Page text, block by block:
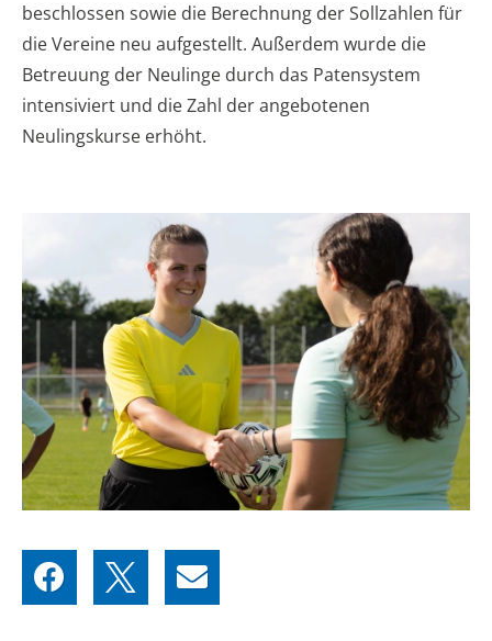
beschlossen sowie die Berechnung der Sollzahlen für
die Vereine neu aufgestellt. Außerdem wurde die
Betreuung der Neulinge durch das Patensystem
intensiviert und die Zahl der angebotenen
Neulingskurse erhöht.